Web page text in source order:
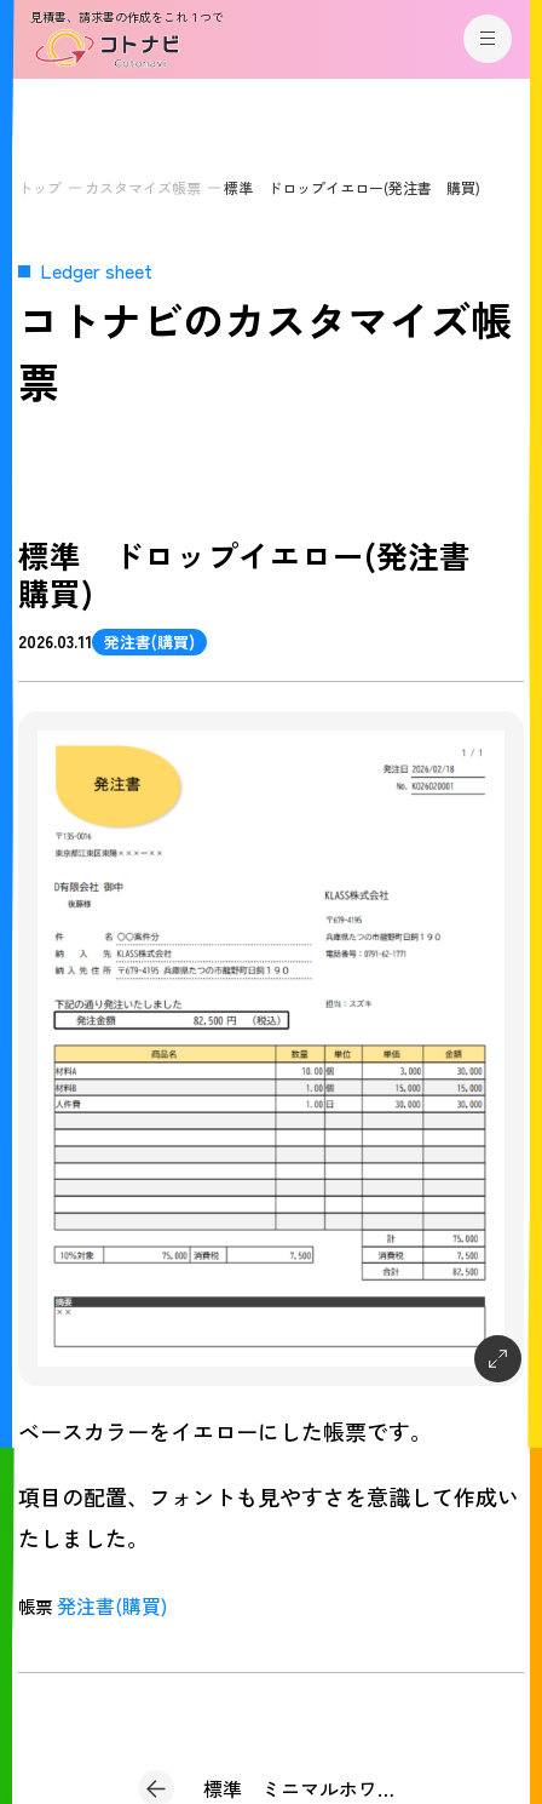
見積書、請求書の作成をこれ１つで
トップ カスタマイズ帳票 標準 ドロップイエロー(発注書 購買)
Ledger sheet
コトナビのカスタマイズ帳
票
標準 ドロップイエロー(発注書
購買)
2026.03.11 発注書(購買)
ベースカラーをイエローにした帳票です。
項目の配置、フォントも見やすさを意識して作成い
たしました。
帳票発注書(購買)
標準 ミニマルホワイト(発注書 購買)